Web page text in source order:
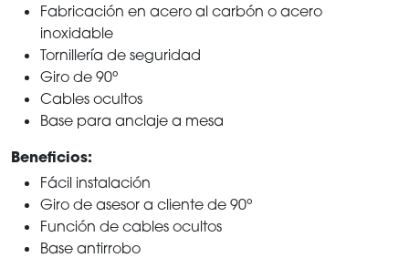
Fabricación en acero al carbón o acero
inoxidable
Tornillería de seguridad
Giro de 90º
Cables ocultos
Base para anclaje a mesa
Beneficios:
Fácil instalación
Giro de asesor a cliente de 90º
Función de cables ocultos
Base antirrobo